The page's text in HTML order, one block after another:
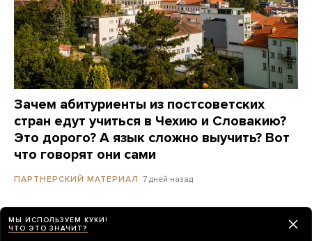
Зачем абитуриенты из постсоветских
стран едут учиться в Чехию и Словакию?
Это дорого? А язык сложно выучить? Вот
что говорят они сами
ПАРТНЕРСКИЙ МАТЕРИАЛ 7 дней назад
Полиция Сеула провела обыски в штаб-
квартире Starbucks. Компания находится
МЫ ИСПОЛЬЗУЕМ КУКИ!
ЧТО ЭТО ЗНАЧИТ?